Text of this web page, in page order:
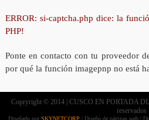
ERROR: si-captcha.php dice: la
PHP!
Ponte en contacto con tu proveedor
por qué la función imagepnp no está
Copryright © 2014 | CUSCO EN PORTADA
reservados
Diseñado por SKYNETCORP | Diseño de páginas web |